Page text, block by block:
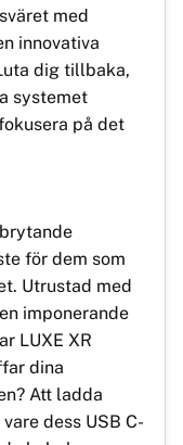
med
innovativa
dig tillbaka,
systemet
på det
för dem som
Utrustad med
imponerande
LUXE XR
dina
Att ladda
dess USB C-